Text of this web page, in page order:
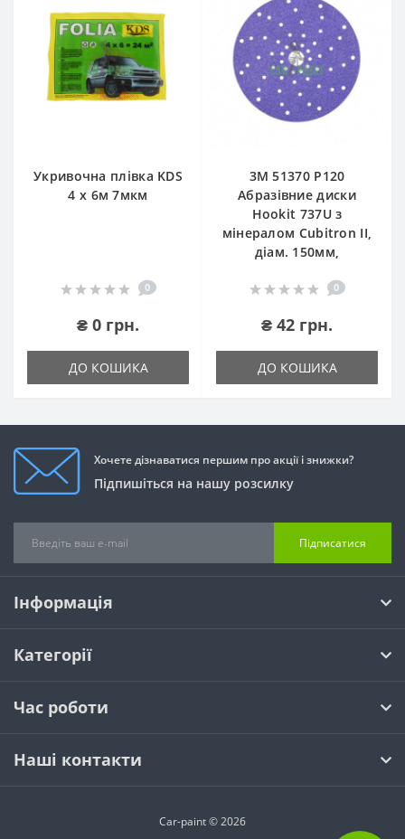
Укривочна плівка KDS
4 х 6м 7мкм
0
₴ 0 грн.
ДО КОШИКА
3М 51370 P120
Абразівние диски
Hookit 737U з
мінералом Cubitron II,
діам. 150мм,
0
₴ 42 грн.
ДО КОШИКА
Хочете дізнаватися першим про акції і знижки?
Підпишіться на нашу розсилку
Підписатися
Інформація
Категорії
Час роботи
Наші контакти
Car-paint © 2026